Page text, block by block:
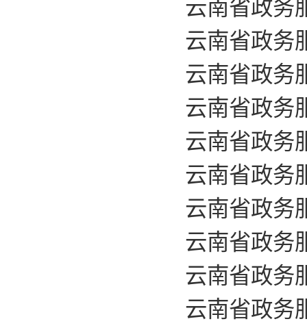
云南省政务
云南省政务
云南省政务
云南省政务
云南省政务
云南省政务
云南省政务
云南省政务
云南省政务
云南省政务